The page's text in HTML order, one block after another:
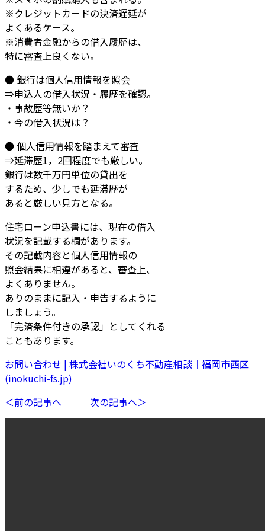
※クレジットカードの決済遅延が
よくあるケース。
※消費者金融からの借入履歴は、
特に審査上良くない。
● 銀行は個人信用情報を照会
⇒申込人の借入状況・履歴を確認。
・事故歴等無いか？
・今の借入状況は？
● 個人信用情報を踏まえて審査
⇒延滞歴1，2回程度でも厳しい。
銀行は数千万円単位の貸出を
するため、少しでも延滞歴が
あると厳しい見方となる。
住宅ローン申込書には、現在の借入
状況を記載する欄があります。
その記載内容と個人信用情報の
照会結果に相違があると、審査上、
よくありません。
ありのままに記入・申告するように
しましょう。
「完済条件付きの承認」としてくれる
こともあります。
お問い合わせ | 株式会社いのくち不動産相談｜福岡市西区
(inokuchi-fs.jp)
＜前の記事へ
次の記事へ＞